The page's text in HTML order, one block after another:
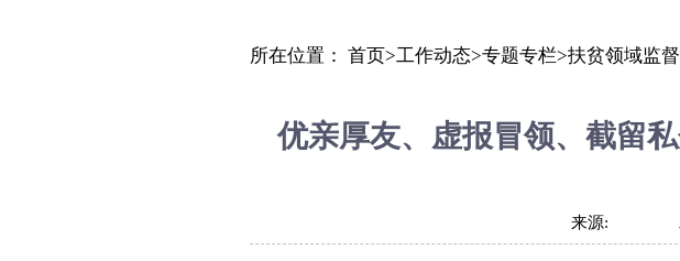
所在位置： 首页>工作动态>专题专栏>扶贫领域监
优亲厚友、虚报冒领、截留
来源: